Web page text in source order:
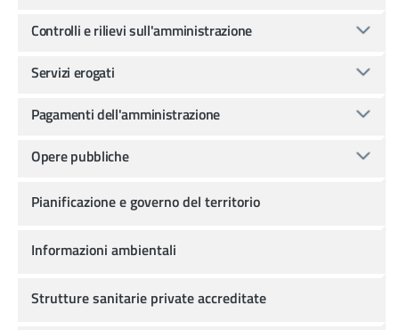
Controlli e rilievi sull'amministrazione
Servizi erogati
Pagamenti dell'amministrazione
Opere pubbliche
Pianificazione e governo del territorio
Informazioni ambientali
Strutture sanitarie private accreditate